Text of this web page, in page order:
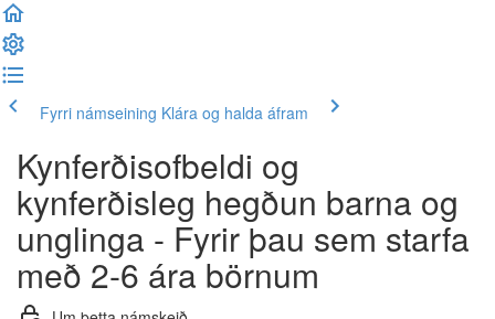
Fyrri námseining Klára og halda áfram
Kynferðisofbeldi og
kynferðisleg hegðun barna og
unglinga - Fyrir þau sem starfa
með 2-6 ára börnum